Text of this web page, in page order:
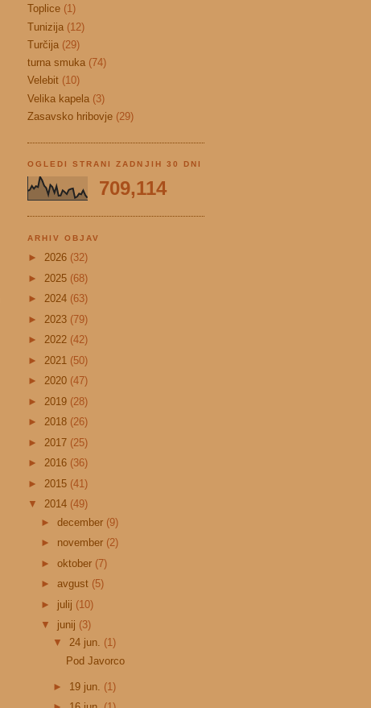
Toplice (1)
Tunizija (12)
Turčija (29)
turna smuka (74)
Velebit (10)
Velika kapela (3)
Zasavsko hribovje (29)
OGLEDI STRANI ZADNJIH 30 DNI
709,114
ARHIV OBJAV
► 2026 (32)
► 2025 (68)
► 2024 (63)
► 2023 (79)
► 2022 (42)
► 2021 (50)
► 2020 (47)
► 2019 (28)
► 2018 (26)
► 2017 (25)
► 2016 (36)
► 2015 (41)
▼ 2014 (49)
► december (9)
► november (2)
► oktober (7)
► avgust (5)
► julij (10)
▼ junij (3)
▼24 jun. (1)
Pod Javorco
► 19 jun. (1)